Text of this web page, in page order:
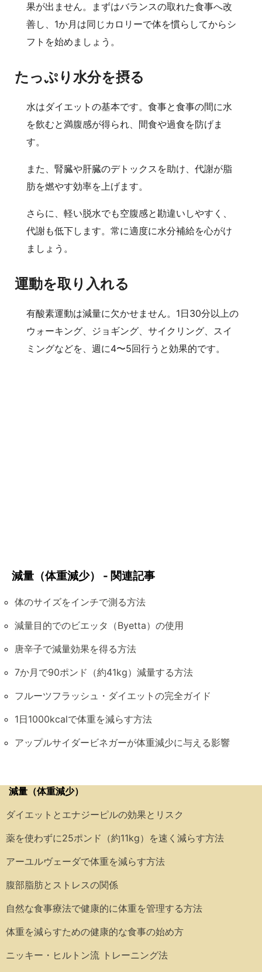
果が出ません。まずはバランスの取れた食事へ改
善し、1か月は同じカロリーで体を慣らしてからシ
フトを始めましょう。
たっぷり水分を摂る
水はダイエットの基本です。食事と食事の間に水
を飲むと満腹感が得られ、間食や過食を防げま
す。
また、腎臓や肝臓のデトックスを助け、代謝が脂
肪を燃やす効率を上げます。
さらに、軽い脱水でも空腹感と勘違いしやすく、
代謝も低下します。常に適度に水分補給を心がけ
ましょう。
運動を取り入れる
有酸素運動は減量に欠かせません。1日30分以上の
ウォーキング、ジョギング、サイクリング、スイ
ミングなどを、週に4〜5回行うと効果的です。
減量（体重減少） - 関連記事
体のサイズをインチで測る方法
減量目的でのビエッタ（Byetta）の使用
唐辛子で減量効果を得る方法
7か月で90ポンド（約41kg）減量する方法
フルーツフラッシュ・ダイエットの完全ガイド
1日1000kcalで体重を減らす方法
アップルサイダービネガーが体重減少に与える影響
減量（体重減少）
ダイエットとエナジーピルの効果とリスク
薬を使わずに25ポンド（約11kg）を速く減らす方法
アーユルヴェーダで体重を減らす方法
腹部脂肪とストレスの関係
自然な食事療法で健康的に体重を管理する方法
体重を減らすための健康的な食事の始め方
ニッキー・ヒルトン流 トレーニング法